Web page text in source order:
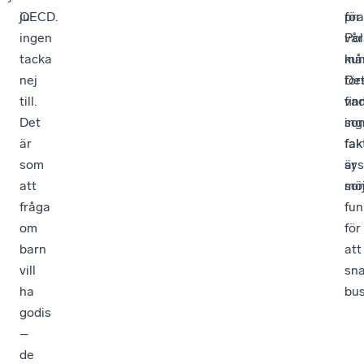
OECD.
ju
ingen
tacka
nej
till.
Det
är
som
att
fråga
om
barn
vill
ha
godis
–
de
för
för
att
är